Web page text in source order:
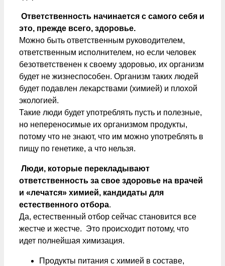
Ответственность начинается с самого себя и
это, прежде всего, здоровье.
Можно быть ответственным руководителем,
ответственным исполнителем, но если человек
безответственен к своему здоровью, их организм
будет не жизнеспособен. Организм таких людей
будет подавлен лекарствами (химией) и плохой
экологией.
Такие люди будет употреблять пусть и полезные,
но непереносимые их организмом продукты,
потому что не знают, что им можно употреблять в
пищу по генетике, а что нельзя.
Люди, которые перекладывают
ответственность за свое здоровье на врачей
и «лечатся» химией, кандидаты для
естественного отбора.
Да, естественный отбор сейчас становится все
жестче и жестче. Это происходит потому, что
идет полнейшая химизация.
Продукты питания с химией в составе,